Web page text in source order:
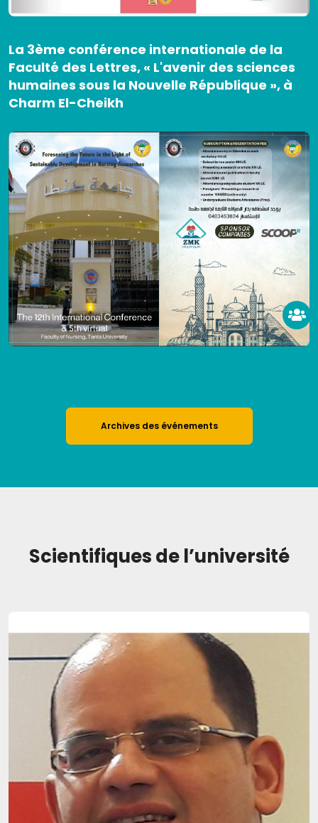
La 3ème conférence internationale de la
Faculté des Lettres, « L'avenir des sciences
humaines sous la Nouvelle République », à
Charm El-Cheikh
Archives des événements
Scientifiques de l’université